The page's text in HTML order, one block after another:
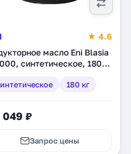
★ 4.6
масло Eni Blasia
синтетическое, 180
180 кг
049 ₽
Запрос цены